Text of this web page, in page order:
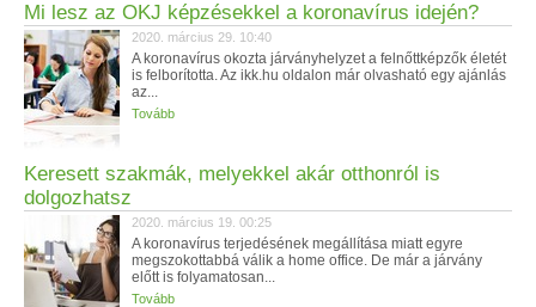
Mi lesz az OKJ képzésekkel a koronavírus idején?
2020. március 29. 10:40
A koronavírus okozta járványhelyzet a felnőttképzők életét
is felborította. Az ikk.hu oldalon már olvasható egy ajánlás
az...
Tovább
Keresett szakmák, melyekkel akár otthonról is
dolgozhatsz
2020. március 19. 00:25
A koronavírus terjedésének megállítása miatt egyre
megszokottabbá válik a home office. De már a járvány
előtt is folyamatosan...
Tovább